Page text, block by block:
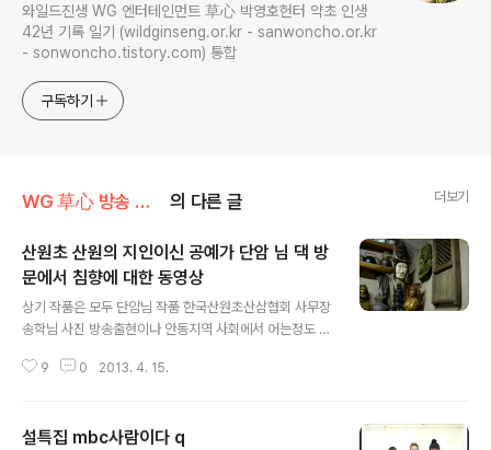
와일드진생 WG 엔터테인먼트 草心 박영호헌터 약초 인생
42년 기록 일기 (wildginseng.or.kr - sanwoncho.or.kr
- sonwoncho.tistory.com) 통합
구독하기
WG 草心 방송 출연 기록 정보 의 다른 글 더보기
산원초 산원의 지인이신 공예가 단암 님 댁 방
문에서 침향에 대한 동영상
상기 작품은 모두 단암님 작품 한국산원초산삼협회 사무장
송학님 사진 방송출현이나 안동지역 사회에서 어는정도 인
님두 어캐 본인의 공예부분이 방송에 나오지 않고 새총맨
굴이나 보고 와야 할듯 싶네요 ㅎ 오늘 지난 동영상을 업데
9 0 2013. 4. 15.
설특집 mbc사람이다 q